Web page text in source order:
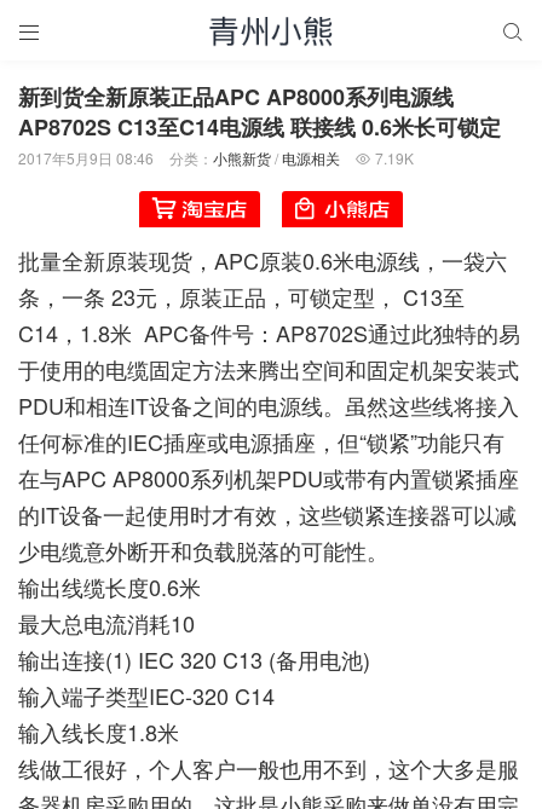
 
新到货全新原装正品APC AP8000系列电源线
AP8702S C13至C14电源线 联接线 0.6米长可锁定
2017年5月9日 08:46 分类： 小熊新货/ 电源相关  7.19K
批量全新原装现货，APC原装0.6米电源线，一袋六
条，一条 23元，原装正品，可锁定型， C13至
C14，1.8米 APC备件号：AP8702S通过此独特的易
于使用的电缆固定方法来腾出空间和固定机架安装式
PDU和相连IT设备之间的电源线。虽然这些线将接入
任何标准的IEC插座或电源插座，但“锁紧”功能只有
在与APC AP8000系列机架PDU或带有内置锁紧插座
的IT设备一起使用时才有效，这些锁紧连接器可以减
少电缆意外断开和负载脱落的可能性。
输出线缆长度0.6米
最大总电流消耗10
输出连接(1) IEC 320 C13 (备用电池)
输入端子类型IEC-320 C14
输入线长度1.8米
线做工很好，个人客户一般也用不到，这个大多是服